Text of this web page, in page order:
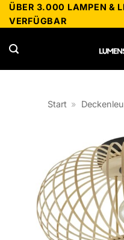
Zum
Inhalt
springen
ÜBER 3.000 LAMPEN &
VERFÜGBAR
Start »